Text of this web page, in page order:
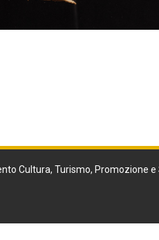
Cultura, Turismo, Promozione e